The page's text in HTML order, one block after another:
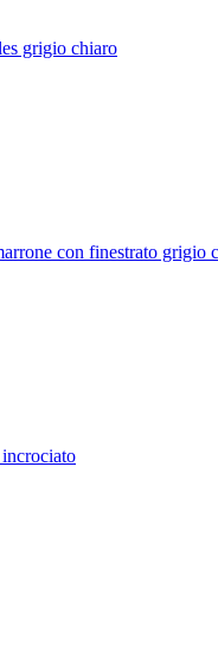
grigio chiaro
con finestrato grigio